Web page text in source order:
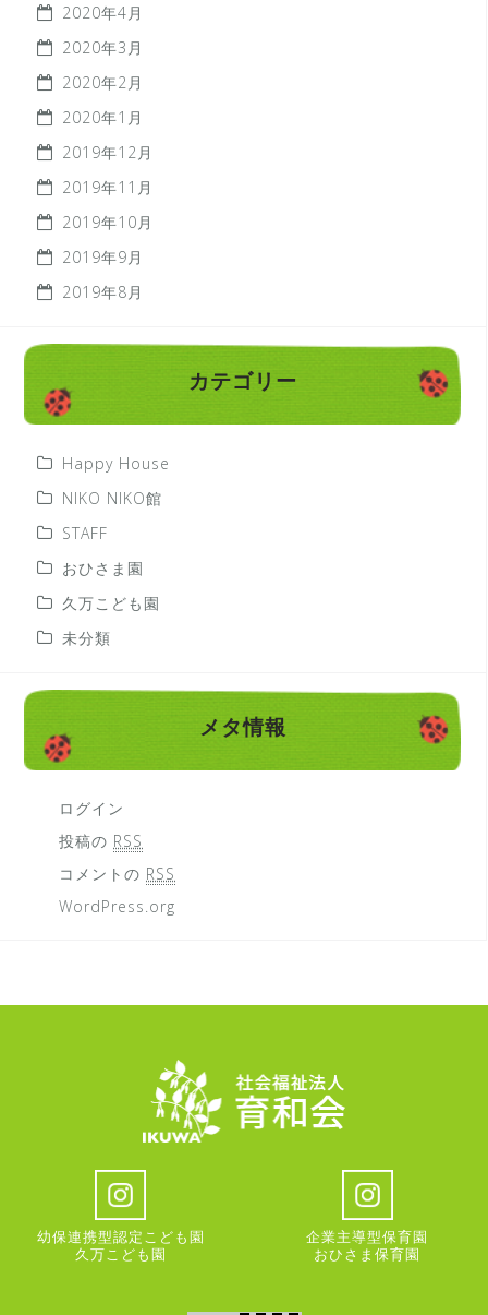
2020年4月
2020年3月
2020年2月
2020年1月
2019年12月
2019年11月
2019年10月
2019年9月
2019年8月
カテゴリー
Happy House
NIKO NIKO館
STAFF
おひさま園
久万こども園
未分類
メタ情報
ログイン
投稿の RSS
コメントの RSS
WordPress.org
幼保連携型認定こども園
久万こども園
企業主導型保育園
おひさま保育園